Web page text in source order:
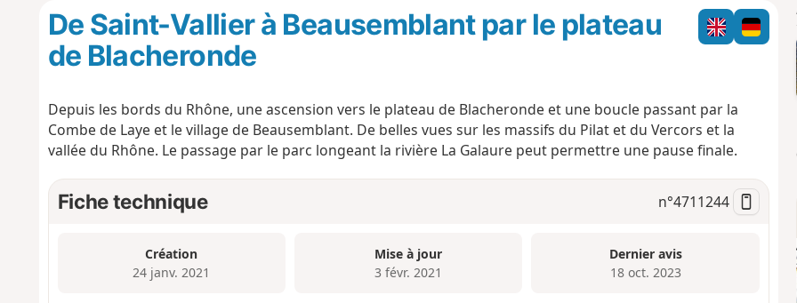
De Saint-Vallier à Beausemblant par le plateau
de Blacheronde
Depuis les bords du Rhône, une ascension vers le plateau de Blacheronde et une boucle passant par la
Combe de Laye et le village de Beausemblant. De belles vues sur les massifs du Pilat et du Vercors et la
vallée du Rhône. Le passage par le parc longeant la rivière La Galaure peut permettre une pause finale.
Fiche technique n°4711244
Création
24 janv. 2021
Mise à jour
3 févr. 2021
Dernier avis
18 oct. 2023